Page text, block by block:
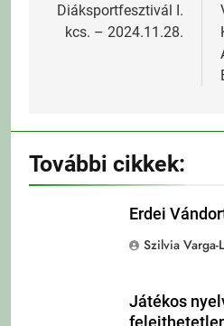
navigáció
Diáksportfesztivál I.
kcs. – 2024.11.28.
További cikkek:
Erdei
Szilvia Varga-
Játékos